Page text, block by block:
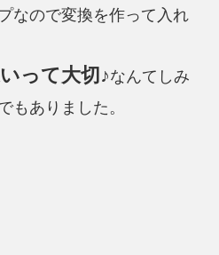
なので変換を作って入れ
って大切♪なんてしみ
もありました。